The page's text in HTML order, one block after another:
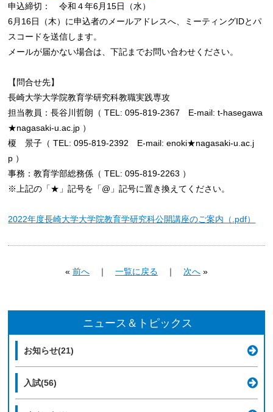
申込締切： 令和４年6月15日（水）
6月16日（木）に申込者のメールアドレスへ、ミーティングIDとパ
スコードを送信します。
メールが届かない場合は、下記までお問い合わせください。
【問合せ先】
長崎大学大学院教育学研究科教職実践専攻
担当教員：長谷川哲朗（ TEL: 095-819-2367 E-mail: t-hasegawa
★nagasaki-u.ac.jp ）
榎 景子（ TEL: 095-819-2392 E-mail: enoki★nagasaki-u.ac.j
p ）
事務：教育学部総務係（ TEL: 095-819-2263 ）
※上記の「★」記号を「@」記号に置き換えてください。
2022年度長崎大学大学院教育学研究科公開講座のご案内（.pdf）
« 前へ｜ 一覧に戻る ｜ 次へ»
ニュース＆トピックス
お知らせ(21)
入試(56)